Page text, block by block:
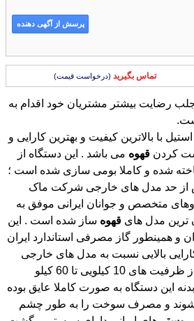
پرسش از آگهی دهنده
تماس بگیرید (درخواست قیمت)
رضایت بیشتر مشتریان خود اقدام به
با بالاترین کیفیت و بهترین کارایی و
کردن قهوه می باشد . این دستگاه از
روی مدل های خارجی ساخته شده و کاملا بومی سازی شده است ؛
به دلیل پیچیدگی های بیش از حد مدل های خارجی شرکت ماک
استیل با بهره گیری از نیزوهای متخصص و جوانان ایرانی موفق به
ترین مدل های قهوه ساز شده است . این
دستگاه سازگار با برق ایران و همینطور گاز مصرفی استاندارد ایران
بالایی نسبت به مدل های خارجی
. این دستگاه ها از ظرفیت های 10 کیلویی تا 60 کیلو
می شوند ؛ بدنه این دستگاه به صورت کاملا عایق بوده
اطلاف انرژی می شوند و مصرف سوخت را به طور چشم